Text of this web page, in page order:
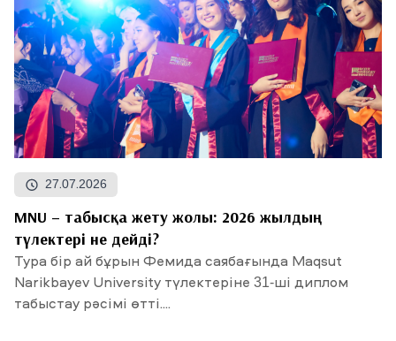
27.07.2026
MNU – табысқа жету жолы: 2026 жылдың
түлектері не дейді?
Тура бір ай бұрын Фемида саябағында Maqsut
Narikbayev University түлектеріне 31-ші диплом
табыстау рәсімі өтті....